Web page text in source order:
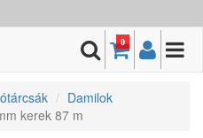
0
Damilok
kerek 87 m